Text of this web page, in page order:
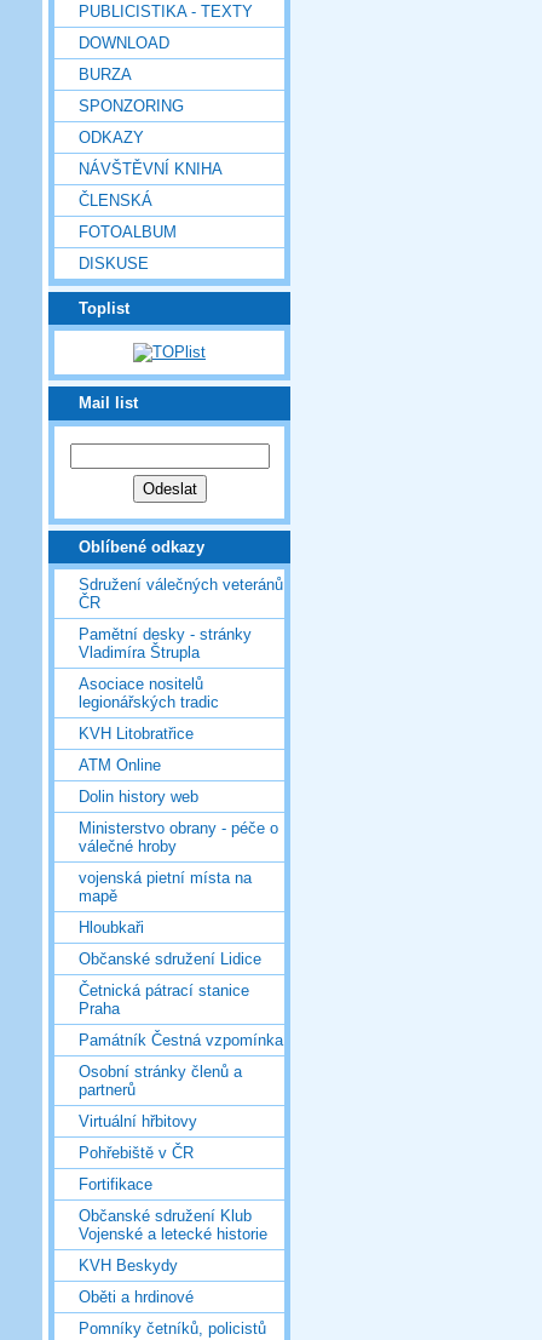
PUBLICISTIKA - TEXTY
DOWNLOAD
BURZA
SPONZORING
ODKAZY
NÁVŠTĚVNÍ KNIHA
ČLENSKÁ
FOTOALBUM
DISKUSE
Toplist
Mail list
Oblíbené odkazy
Sdružení válečných veteránů
ČR
Pamětní desky - stránky
Vladimíra Štrupla
Asociace nositelů
legionářských tradic
KVH Litobratřice
ATM Online
Dolin history web
Ministerstvo obrany - péče o
válečné hroby
vojenská pietní místa na
mapě
Hloubkaři
Občanské sdružení Lidice
Četnická pátrací stanice
Praha
Památník Čestná vzpomínka
Osobní stránky členů a
partnerů
Virtuální hřbitovy
Pohřebiště v ČR
Fortifikace
Občanské sdružení Klub
Vojenské a letecké historie
KVH Beskydy
Oběti a hrdinové
Pomníky četníků, policistů